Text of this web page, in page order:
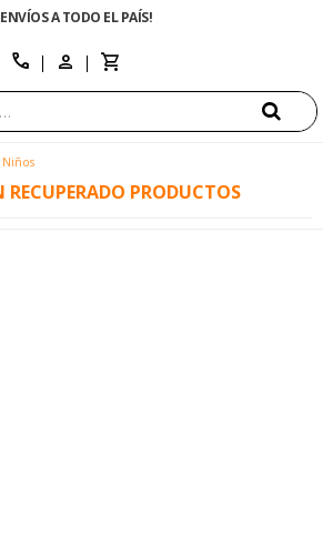
A TODO EL PAÍS!
call
RECUPERADO PRODUCTOS